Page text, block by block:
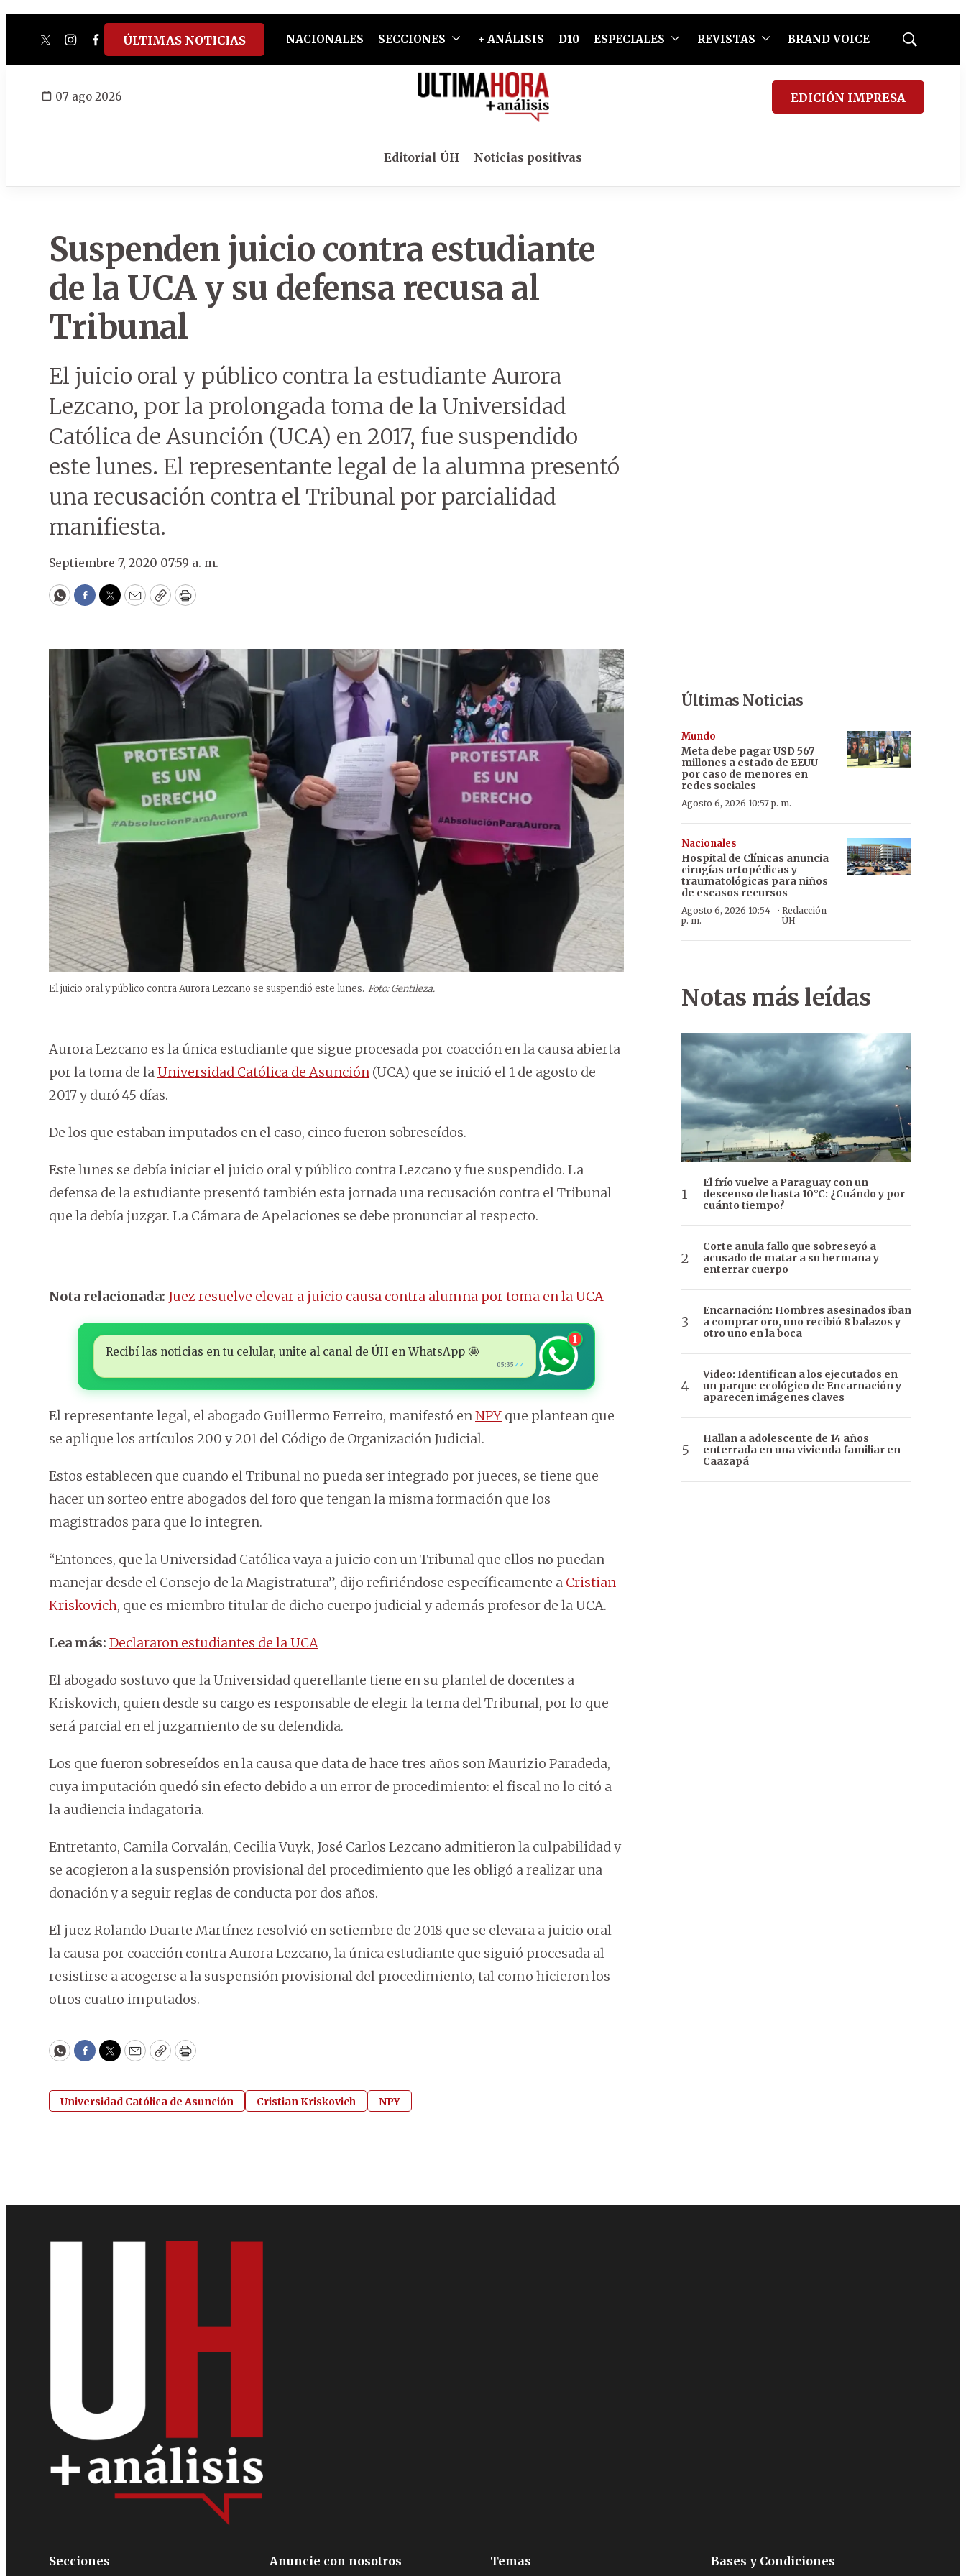
twitterinstagram
facebook
tiktokyoutube
spotify
ÚLTIMAS NOTICIAS NACIONALES SECCIONES + ANÁLISIS D10 ESPECIALES REVISTAS BRAND VOICE
Mostrar
07 ago 2026 EDICIÓN IMPRESA
Editorial ÚH Noticias positivas
Suspenden juicio contra estudiante
de la UCA y su defensa recusa al
Tribunal
El juicio oral y público contra la estudiante Aurora
Lezcano, por la prolongada toma de la Universidad
Católica de Asunción (UCA) en 2017, fue suspendido
este lunes. El representante legal de la alumna presentó
una recusación contra el Tribunal por parcialidad
manifiesta.
Septiembre 7, 2020 07:59 a. m.
WhatsApp
Facebook
Twitter
EmailCopyPrint
El juicio oral y público contra Aurora Lezcano se suspendió este lunes. Foto: Gentileza.
Aurora Lezcano es la única estudiante que sigue procesada por coacción en la causa abierta
por la toma de laUniversidad Católica de Asunción (UCA) que se inició el 1 de agosto de
2017 y duró 45 días.
De los que estaban imputados en el caso, cinco fueron sobreseídos.
Este lunes se debía iniciar el juicio oral y público contra Lezcano y fue suspendido. La
defensa de la estudiante presentó también esta jornada una recusación contra el Tribunal
que la debía juzgar. La Cámara de Apelaciones se debe pronunciar al respecto.
Nota relacionada: Juez resuelve elevar a juicio causa contra alumna por toma en la UCA
Recibí las noticias en tu celular, unite al canal de ÚH en WhatsApp 🤩
05:35 ✓✓
1
El representante legal, el abogado Guillermo Ferreiro, manifestó enNPY que plantean que
se aplique los artículos 200 y 201 del Código de Organización Judicial.
Estos establecen que cuando el Tribunal no pueda ser integrado por jueces, se tiene que
hacer un sorteo entre abogados del foro que tengan la misma formación que los
magistrados para que lo integren.
“Entonces, que la Universidad Católica vaya a juicio con un Tribunal que ellos no puedan
manejar desde el Consejo de la Magistratura”, dijo refiriéndose específicamente a Cristian
Kriskovich, que es miembro titular de dicho cuerpo judicial y además profesor de la UCA.
Lea más: Declararon estudiantes de la UCA
El abogado sostuvo que la Universidad querellante tiene en su plantel de docentes a
Kriskovich, quien desde su cargo es responsable de elegir la terna del Tribunal, por lo que
será parcial en el juzgamiento de su defendida.
Los que fueron sobreseídos en la causa que data de hace tres años son Maurizio Paradeda,
cuya imputación quedó sin efecto debido a un error de procedimiento: el fiscal no lo citó a
la audiencia indagatoria.
Entretanto, Camila Corvalán, Cecilia Vuyk, José Carlos Lezcano admitieron la culpabilidad y
se acogieron a la suspensión provisional del procedimiento que les obligó a realizar una
donación y a seguir reglas de conducta por dos años.
El juez Rolando Duarte Martínez resolvió en setiembre de 2018 que se elevara a juicio oral
la causa por coacción contra Aurora Lezcano, la única estudiante que siguió procesada al
resistirse a acogerse a la suspensión provisional del procedimiento, tal como hicieron los
otros cuatro imputados.
WhatsApp
Facebook
Twitter
EmailCopyPrint
Universidad Católica de Asunción Cristian Kriskovich NPY
Últimas Noticias
Mundo
Meta debe pagar USD 567
millones a estado de EEUU
por caso de menores en
redes sociales
Agosto 6, 2026 10:57 p. m.
Nacionales
Hospital de Clínicas anuncia
cirugías ortopédicas y
traumatológicas para niños
de escasos recursos
Agosto 6, 2026 10:54
p. m.
· Redacción
ÚH
Notas más leídas
El frío vuelve a Paraguay con un
descenso de hasta 10°C: ¿Cuándo y por
cuánto tiempo?
Corte anula fallo que sobreseyó a
acusado de matar a su hermana y
enterrar cuerpo
Encarnación: Hombres asesinados iban
a comprar oro, uno recibió 8 balazos y
otro uno en la boca
Video: Identifican a los ejecutados en
un parque ecológico de Encarnación y
aparecen imágenes claves
Hallan a adolescente de 14 años
enterrada en una vivienda familiar en
Caazapá
Secciones Anuncie con nosotros Temas Bases y Condiciones